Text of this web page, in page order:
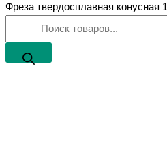
Фреза твердосплавная конусная